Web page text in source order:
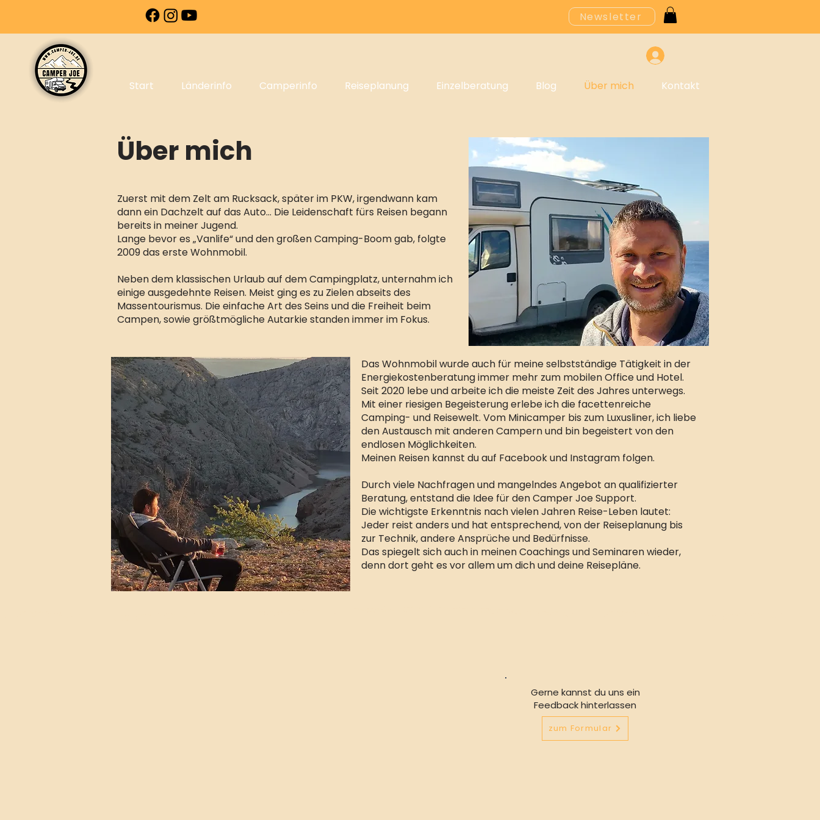
Newsletter
Start Länderinfo Camperinfo Reiseplanung Einzelberatung Blog Über mich Kontakt
Über mich
Zuerst mit dem Zelt am Rucksack, später im PKW, irgendwann kam
dann ein Dachzelt auf das Auto… Die Leidenschaft fürs Reisen begann
bereits in meiner Jugend.
Lange bevor es „Vanlife“ und den großen Camping-Boom gab, folgte
2009 das erste Wohnmobil.
Neben dem klassischen Urlaub auf dem Campingplatz, unternahm ich
einige ausgedehnte Reisen. Meist ging es zu Zielen abseits des
Massentourismus. Die einfache Art des Seins und die Freiheit beim
Campen, sowie größtmögliche Autarkie standen immer im Fokus.
Das Wohnmobil wurde auch für meine selbstständige Tätigkeit in der
Energiekostenberatung immer mehr zum mobilen Office und Hotel.
Seit 2020 lebe und arbeite ich die meiste Zeit des Jahres unterwegs.
Mit einer riesigen Begeisterung erlebe ich die facettenreiche
Camping- und Reisewelt. Vom Minicamper bis zum Luxusliner, ich liebe
den Austausch mit anderen Campern und bin begeistert von den
endlosen Möglichkeiten.
Meinen Reisen kannst du auf Facebook und Instagram folgen.
Durch viele Nachfragen und mangelndes Angebot an qualifizierter
Beratung, entstand die Idee für den Camper Joe Support.
Die wichtigste Erkenntnis nach vielen Jahren Reise-Leben lautet:
Jeder reist anders und hat entsprechend, von der Reiseplanung bis
zur Technik, andere Ansprüche und Bedürfnisse.
Das spiegelt sich auch in meinen Coachings und Seminaren wieder,
denn dort geht es vor allem um dich und deine Reisepläne.
Gerne kannst du uns ein
Feedback hinterlassen
zum Formular